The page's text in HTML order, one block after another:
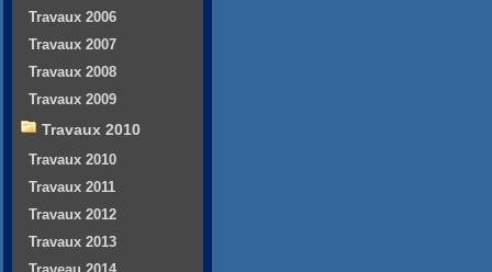
Travaux 2006
Travaux 2007
Travaux 2008
Travaux 2009
Travaux 2010
Travaux 2010
Travaux 2011
Travaux 2012
Travaux 2013